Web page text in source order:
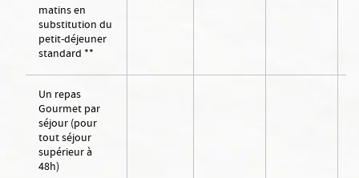
matins en
substitution du
petit-déjeuner
standard **
Un repas
Gourmet par
séjour (pour
tout séjour
supérieur à
48h)